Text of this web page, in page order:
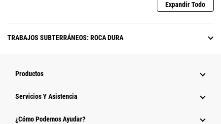
Expandir Todo
TRABAJOS SUBTERRÁNEOS: ROCA DURA
Productos
Servicios Y Asistencia
¿Cómo Podemos Ayudar?